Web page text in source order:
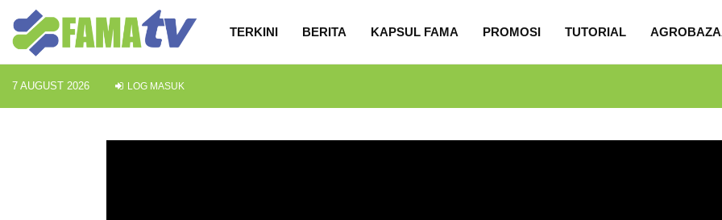
TERKINI BERITA KAPSUL FAMA PROMOSI TUTORIAL
7 AUGUST 2026 LOG MASUK